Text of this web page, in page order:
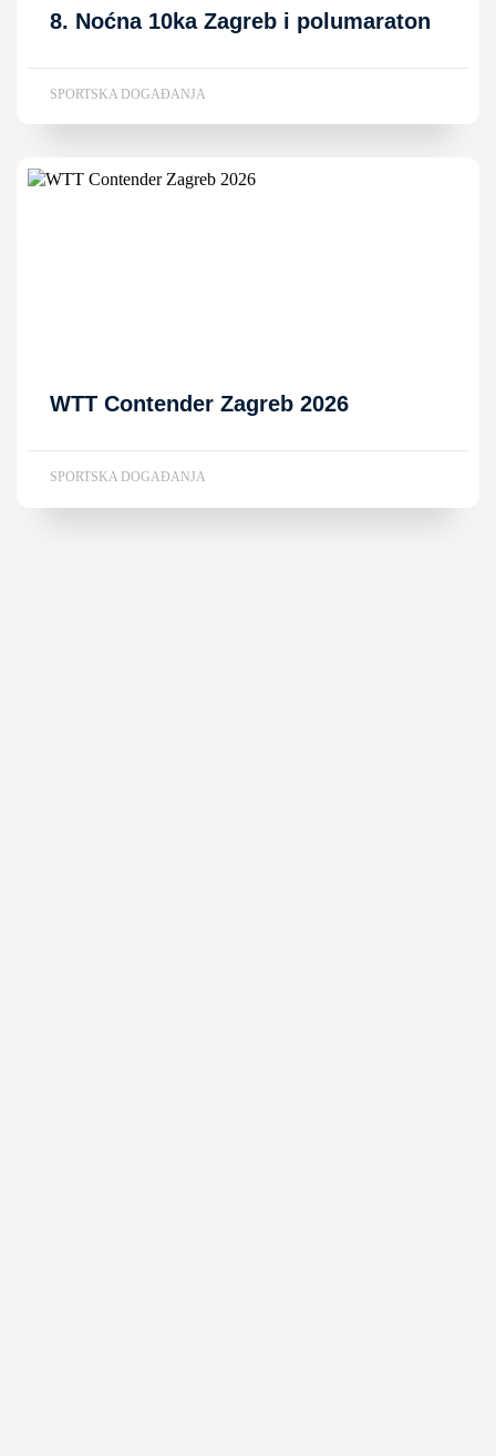
8. Noćna 10ka Zagreb i polumaraton
SPORTSKA DOGAĐANJA
WTT Contender Zagreb 2026
SPORTSKA DOGAĐANJA